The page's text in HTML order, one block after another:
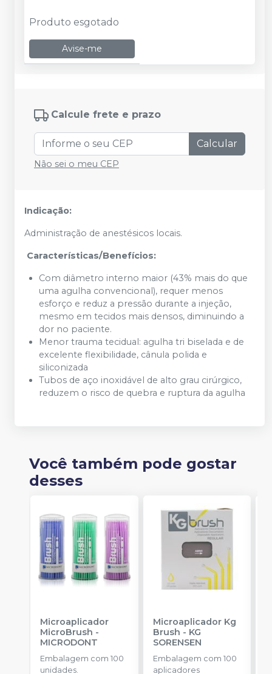
Produto esgotado
Avise-me
Calcule frete e prazo
Calcular
Não sei o meu CEP
Indicação:
Administração de anestésicos locais.
Características/Benefícios:
Com diâmetro interno maior (43% mais do que
uma agulha convencional), requer menos
esforço e reduz a pressão durante a injeção,
mesmo em tecidos mais densos, diminuindo a
dor no paciente.
Menor trauma tecidual: agulha tri biselada e de
excelente flexibilidade, cânula polida e
siliconizada
Tubos de aço inoxidável de alto grau cirúrgico,
reduzem o risco de quebra e ruptura da agulha
Você também pode gostar
desses
Microaplicador
MicroBrush -
MICRODONT
Embalagem com 100
unidades.
Microaplicador Kg
Brush - KG
SORENSEN
Embalagem com 100
aplicadores